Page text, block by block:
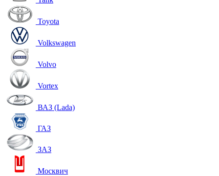
Toyota
Volkswagen
Volvo
Vortex
ВАЗ (Lada)
ГАЗ
ЗАЗ
Москвич